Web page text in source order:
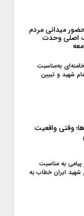
میدانی مردم
اصلی وحدت
به‌مناسبت
شهید و تبیین
وقتی واقعیت
پیامی به‌ مناسبت
ایران خطاب به